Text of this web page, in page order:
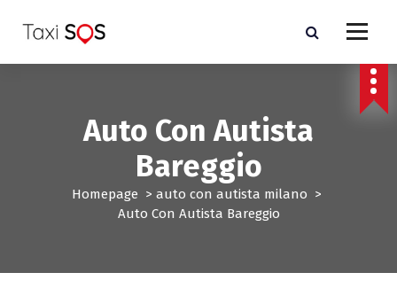
a
Auto Con Autista
Bareggio
Homepage > auto con autista milano >
Auto Con Autista Bareggio